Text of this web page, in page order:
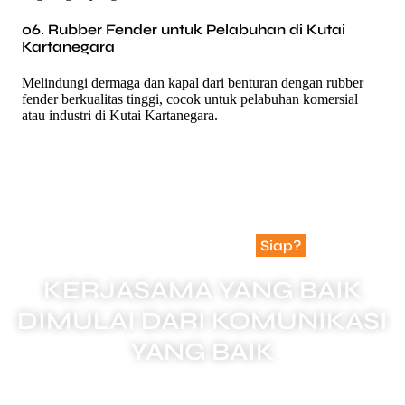
06. Rubber Fender untuk Pelabuhan di Kutai
Kartanegara
Melindungi dermaga dan kapal dari benturan dengan rubber
fender berkualitas tinggi, cocok untuk pelabuhan komersial
atau industri di Kutai Kartanegara.
Siap?
KERJASAMA YANG BAIK
DIMULAI DARI KOMUNIKASI
YANG BAIK